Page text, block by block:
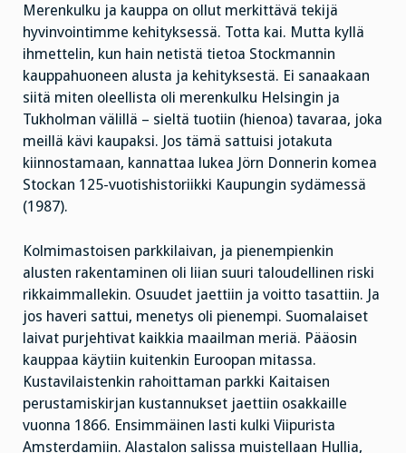
Merenkulku ja kauppa on ollut merkittävä tekijä
hyvinvointimme kehityksessä. Totta kai. Mutta kyllä
ihmettelin, kun hain netistä tietoa Stockmannin
kauppahuoneen alusta ja kehityksestä. Ei sanaakaan
siitä miten oleellista oli merenkulku Helsingin ja
Tukholman välillä – sieltä tuotiin (hienoa) tavaraa, joka
meillä kävi kaupaksi. Jos tämä sattuisi jotakuta
kiinnostamaan, kannattaa lukea Jörn Donnerin komea
Stockan 125-vuotishistoriikki Kaupungin sydämessä
(1987).
Kolmimastoisen parkkilaivan, ja pienempienkin
alusten rakentaminen oli liian suuri taloudellinen riski
rikkaimmallekin. Osuudet jaettiin ja voitto tasattiin. Ja
jos haveri sattui, menetys oli pienempi. Suomalaiset
laivat purjehtivat kaikkia maailman meriä. Pääosin
kauppaa käytiin kuitenkin Euroopan mitassa.
Kustavilaistenkin rahoittaman parkki Kaitaisen
perustamiskirjan kustannukset jaettiin osakkaille
vuonna 1866. Ensimmäinen lasti kulki Viipurista
Amsterdamiin. Alastalon salissa muistellaan Hullia,